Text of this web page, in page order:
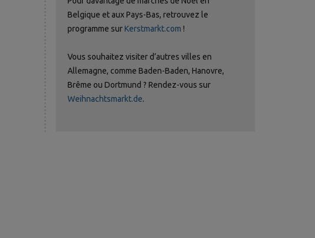
Belgique et aux Pays-Bas, retrouvez le
programme surKerstmarkt.com !
Vous souhaitez visiter d’autres villes en
Allemagne, comme Baden-Baden, Hanovre,
Brême ou Dortmund ? Rendez-vous sur
Weihnachtsmarkt.de.